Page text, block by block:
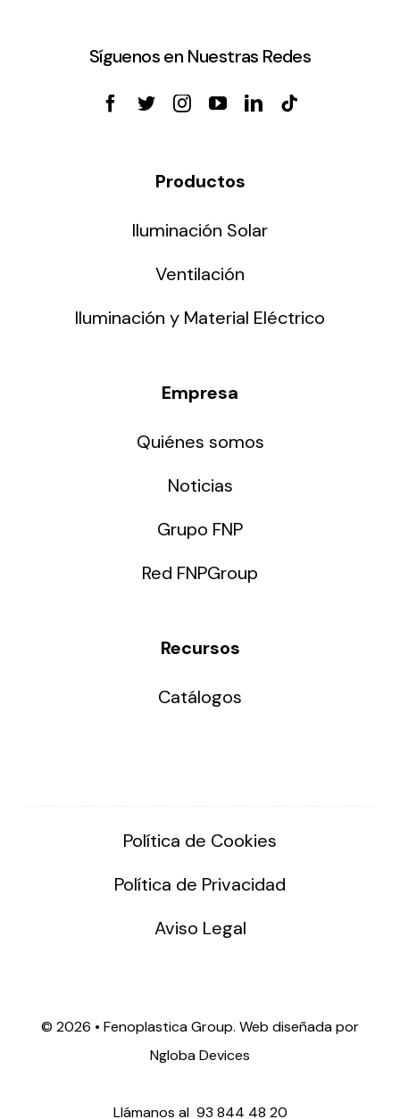
Síguenos en Nuestras Redes
Productos
Iluminación Solar
Ventilación
Iluminación y Material Eléctrico
Empresa
Quiénes somos
Noticias
Grupo FNP
Red FNPGroup
Recursos
Catálogos
Política de Cookies
Política de Privacidad
Aviso Legal
© 2026 • Fenoplastica Group. Web diseñada por
Ngloba Devices
Llámanos al 93 844 48 20